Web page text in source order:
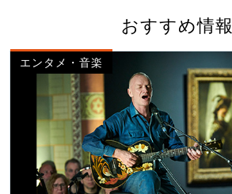
おすすめ情報
エンタメ・音楽